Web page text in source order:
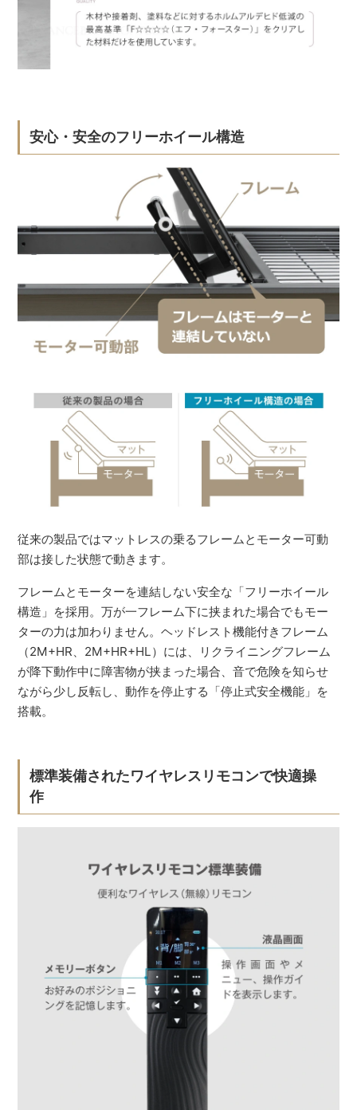
安心・安全のフリーホイール構造
従来の製品ではマットレスの乗るフレームとモーター可動
部は接した状態で動きます。
フレームとモーターを連結しない安全な「フリーホイール
構造」を採用。万が一フレーム下に挟まれた場合でもモー
ターの力は加わりません。ヘッドレスト機能付きフレーム
（2M+HR、2M+HR+HL）には、リクライニングフレーム
が降下動作中に障害物が挟まった場合、音で危険を知らせ
ながら少し反転し、動作を停止する「停止式安全機能」を
搭載。
標準装備されたワイヤレスリモコンで快適操
作